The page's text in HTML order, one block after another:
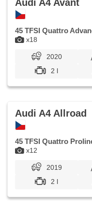
x18
Audi A4 Avant
45 TFSI Quattro
2020
2 l
x12
Audi A4 Allroad
45 TFSI Quattro
2019
2 l